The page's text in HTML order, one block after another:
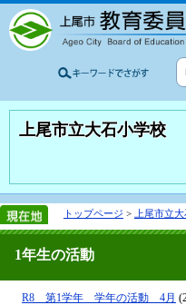
上尾市立大石小学校
トップページ > 上尾市立
1年生の活動
R8 第1学年 学年の活動 4月